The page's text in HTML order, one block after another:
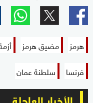
هرمز مضيق هرمز
فرنسا
سلطنة عمان